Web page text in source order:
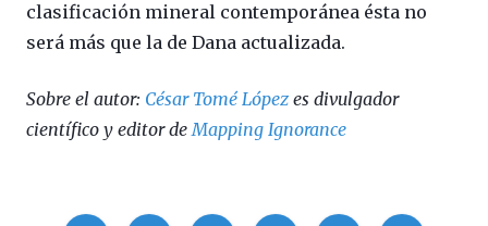
clasificación mineral contemporánea ésta no
será más que la de Dana actualizada.
Sobre el autor: César Tomé López es divulgador
científico y editor deMapping Ignorance